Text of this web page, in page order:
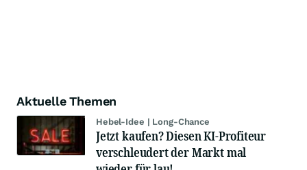
Aktuelle Themen
Hebel-Idee | Long-Chance
Jetzt kaufen? Diesen KI-Profiteur
verschleudert der Markt mal